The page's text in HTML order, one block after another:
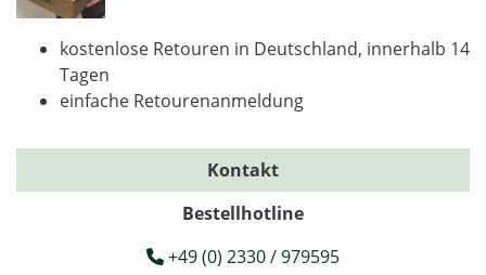
kostenlose Retouren in Deutschland, innerhalb 14
Tagen
einfache Retourenanmeldung
Kontakt
Bestellhotline
+49 (0) 2330 / 979595